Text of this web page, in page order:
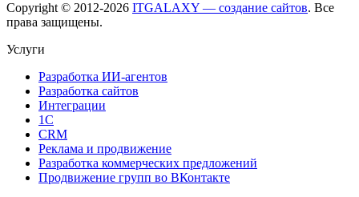
Copyright © 2012-2026 ITGALAXY — создание сайтов. Все
права защищены.
Услуги
Разработка ИИ-агентов
Разработка сайтов
Интеграции
1C
CRM
Реклама и продвижение
Разработка коммерческих предложений
Продвижение групп во ВКонтакте